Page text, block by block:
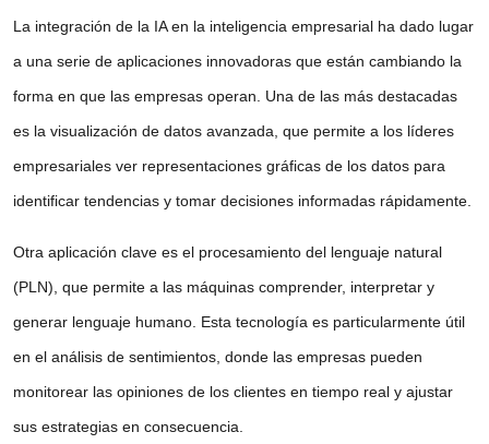
La integración de la IA en la inteligencia empresarial ha dado lugar
a una serie de aplicaciones innovadoras que están cambiando la
forma en que las empresas operan. Una de las más destacadas
es la visualización de datos avanzada, que permite a los líderes
empresariales ver representaciones gráficas de los datos para
identificar tendencias y tomar decisiones informadas rápidamente.
Otra aplicación clave es el procesamiento del lenguaje natural
(PLN), que permite a las máquinas comprender, interpretar y
generar lenguaje humano. Esta tecnología es particularmente útil
en el análisis de sentimientos, donde las empresas pueden
monitorear las opiniones de los clientes en tiempo real y ajustar
sus estrategias en consecuencia.